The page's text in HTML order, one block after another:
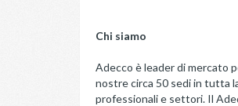
Chi siamo
Adecco è leader di mercato
nostre circa 50 sedi in tutta
professionali e settori. Il